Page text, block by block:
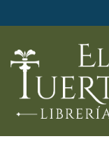
al